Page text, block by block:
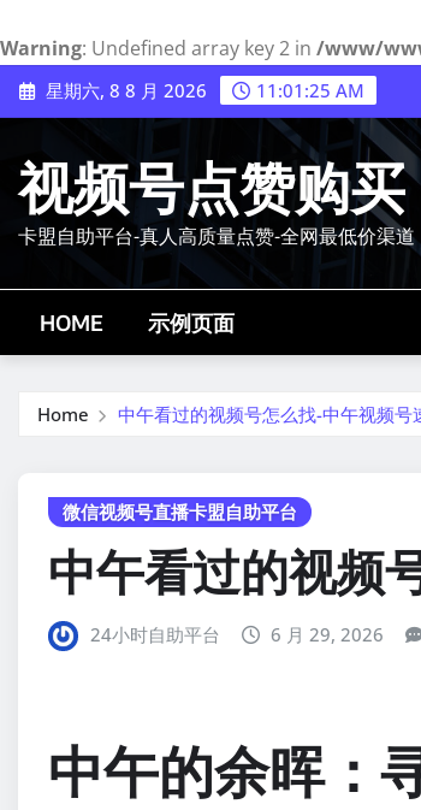
Warning: Undefined array key 2 in /www/
Skip
to
星期六, 8 8 月 2026 11:01:26 AM
视频号点赞购买
卡盟自助平台-真人高质量点赞-全网最低价渠道
HOME 示例页面
Home 中午看过的视频号怎么找-中午视频号
微信视频号直播卡盟自助平台
中午看过的视频
24小时自助平台 6 月 29, 2026
中午的余晖：